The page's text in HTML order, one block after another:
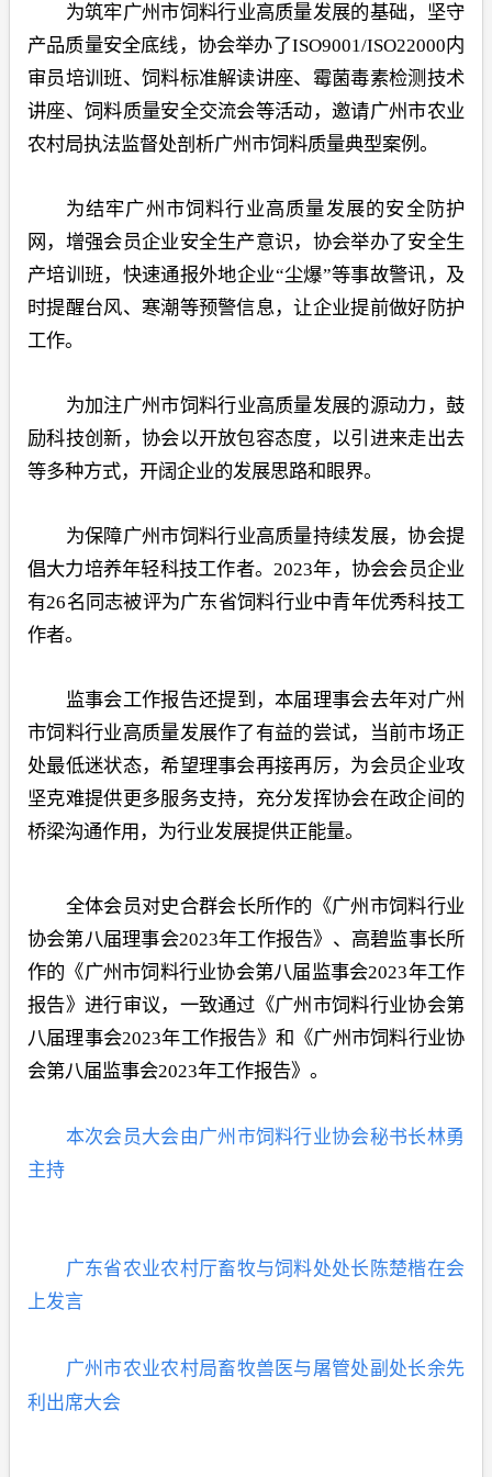
为筑牢广州市饲料行业高质量发展的基础，坚守
产品质量安全底线，协会举办了ISO9001/ISO22000内
审员培训班、饲料标准解读讲座、霉菌毒素检测技术
讲座、饲料质量安全交流会等活动，邀请广州市农业
农村局执法监督处剖析广州市饲料质量典型案例。
为结牢广州市饲料行业高质量发展的安全防护
网，增强会员企业安全生产意识，协会举办了安全生
产培训班，快速通报外地企业“尘爆”等事故警讯，及
时提醒台风、寒潮等预警信息，让企业提前做好防护
工作。
为加注广州市饲料行业高质量发展的源动力，鼓
励科技创新，协会以开放包容态度，以引进来走出去
等多种方式，开阔企业的发展思路和眼界。
为保障广州市饲料行业高质量持续发展，协会提
倡大力培养年轻科技工作者。2023年，协会会员企业
有26名同志被评为广东省饲料行业中青年优秀科技工
作者。
监事会工作报告还提到，本届理事会去年对广州
市饲料行业高质量发展作了有益的尝试，当前市场正
处最低迷状态，希望理事会再接再厉，为会员企业攻
坚克难提供更多服务支持，充分发挥协会在政企间的
桥梁沟通作用，为行业发展提供正能量。
全体会员对史合群会长所作的《广州市饲料行业
协会第八届理事会2023年工作报告》、高碧监事长所
作的《广州市饲料行业协会第八届监事会2023年工作
报告》进行审议，一致通过《广州市饲料行业协会第
八届理事会2023年工作报告》和《广州市饲料行业协
会第八届监事会2023年工作报告》。
本次会员大会由广州市饲料行业协会秘书长林勇
主持
广东省农业农村厅畜牧与饲料处处长陈楚楷在会
上发言
广州市农业农村局畜牧兽医与屠管处副处长余先
利出席大会